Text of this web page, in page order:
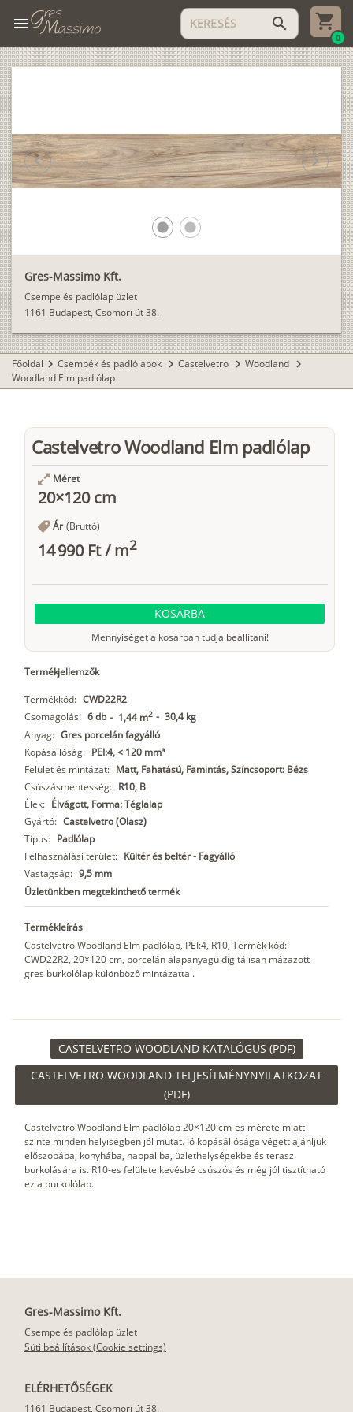
menu search
0
Gres-Massimo Kft.
Csempe és padlólap üzlet
1161 Budapest, Csömöri út 38.
lens lens
chevron_left chevron_right
Főoldal chevron_right Csempék és padlólapok chevron_right Castelvetro chevron_right Woodland chevron_right
Woodland Elm padlólap
Castelvetro Woodland Elm padlólap
Méret
20×120 cm
Ár (Bruttó)
14 990 Ft/m2
KOSÁRBA
Mennyiséget a kosárban tudja beállítani!
Termékjellemzők
Termékkód: CWD22R2
Csomagolás: 6 db - 1,44 m2 - 30,4 kg
Anyag: Gres porcelán fagyálló
Kopásállóság: PEI:4, < 120 mm³
Felület és mintázat: Matt, Fahatású, Famintás, Színcsoport: Bézs
Csúszásmentesség: R10, B
Élek: Élvágott, Forma: Téglalap
Gyártó: Castelvetro (Olasz)
Típus: Padlólap
Felhasználási terület: Kültér és beltér - Fagyálló
Vastagság: 9,5 mm
Üzletünkben megtekinthető termék
Termékleírás
Castelvetro Woodland Elm padlólap, PEI:4, R10, Termék kód:
CWD22R2, 20×120 cm, porcelán alapanyagú digitálisan mázazott
gres burkolólap különböző mintázattal.
CASTELVETRO WOODLAND KATALÓGUS (PDF)
CASTELVETRO WOODLAND TELJESÍTMÉNYNYILATKOZAT
(PDF)
Castelvetro Woodland Elm padlólap 20×120 cm-es mérete miatt
szinte minden helyiségben jól mutat. Jó kopásállósága végett ajánljuk
előszobába, konyhába, nappaliba, üzlethelységekbe és terasz
burkolására is. R10-es felülete kevésbé csúszós és még jól tisztítható
ez a burkolólap.
Gres-Massimo Kft.
Csempe és padlólap üzlet
Süti beállítások (Cookie settings)
ELÉRHETŐSÉGEK
1161 Budapest, Csömöri út 38.